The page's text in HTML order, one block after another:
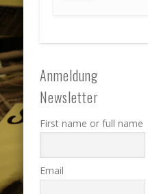
Anmeldung
Newsletter
First name or full name
Email